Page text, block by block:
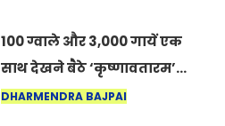
100 ग्वाले और 3,000 गायें एक
साथ देखने बैठे ‘कृष्णावतारम’…
नागपुर में दिखा ऐसा नज़ारा कि
DHARMENDRA BAJPAI